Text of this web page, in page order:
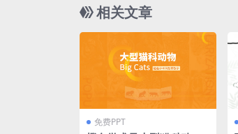
相关文章
免费PPT